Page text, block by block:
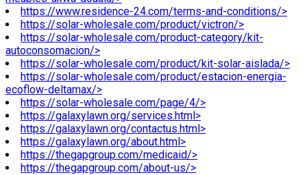
https://www.residence-24.com/terms-and-conditions/>
https://solar-wholesale.com/product/victron/>
https://solar-wholesale.com/product-category/kit-
autoconsomacion/>
https://solar-wholesale.com/product/kit-solar-aislada/>
https://solar-wholesale.com/product/estacion-energia-
ecoflow-deltamax/>
https://solar-wholesale.com/page/4/>
https://galaxylawn.org/services.html>
https://galaxylawn.org/contactus.html>
https://galaxylawn.org/about.html>
https://thegapgroup.com/medicaid/>
https://thegapgroup.com/about-us/>